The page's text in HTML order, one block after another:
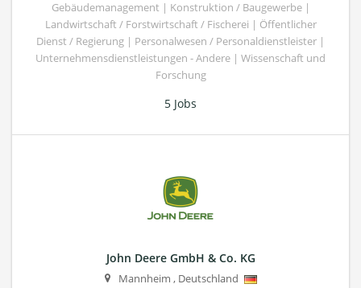
Gebäudemanagement | Konstruktion / Baugewerbe |
Landwirtschaft / Forstwirtschaft / Fischerei | Öffentlicher
Dienst / Regierung | Personalwesen / Personaldienstleister |
Unternehmensdienstleistungen - Andere | Wissenschaft und
Forschung
5 Jobs
John Deere GmbH & Co. KG
Mannheim , Deutschland